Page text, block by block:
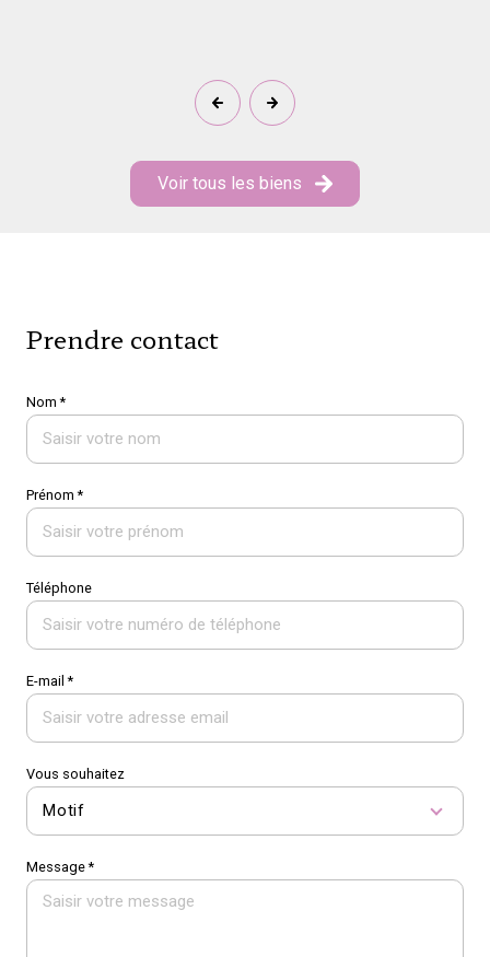
Voir tous les biens
Prendre contact
Nom *
Prénom *
Téléphone
E-mail *
Vous souhaitez
Motif
Message *